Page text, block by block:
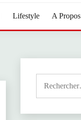
Lifestyle A Propos